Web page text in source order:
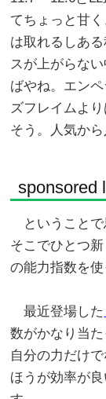
てちょっと甘
は取れるしあ
スが上がらな
ばやね。エン
ズフレイムよ
そう。人気か
sponsored
ということで
そこでひとつ
の能力指数を使
最近登場した
数がかなり当
自分の力だけ
ほうが効率が